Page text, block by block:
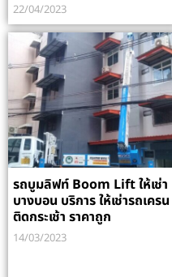
22/04/2023
รถบูมลิฟท์ Boom Lift ให้เช่า
บางบอน บริการ ให้เช่ารถเครน
ติดกระเช้า ราคาถูก
14/03/2023